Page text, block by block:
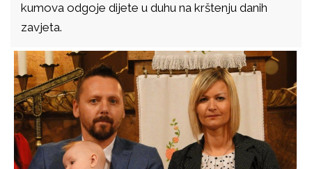
kumova odgoje dijete u duhu na krštenju danih
zavjeta.